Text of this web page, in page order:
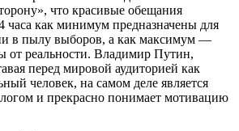
что красивые обещания
часа как минимум предназначены для
в пылу выборов, а как максимум —
от реальности. Владимир Путин,
перед мировой аудиторией как
человек, на самом деле является
и прекрасно понимает мотивацию